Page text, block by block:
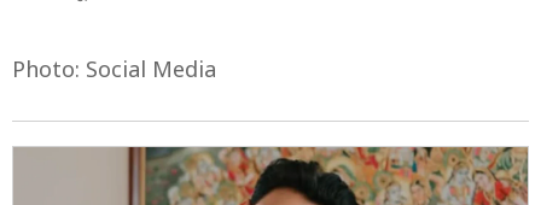
Photo: Social Media